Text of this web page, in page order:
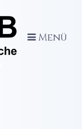
Menü